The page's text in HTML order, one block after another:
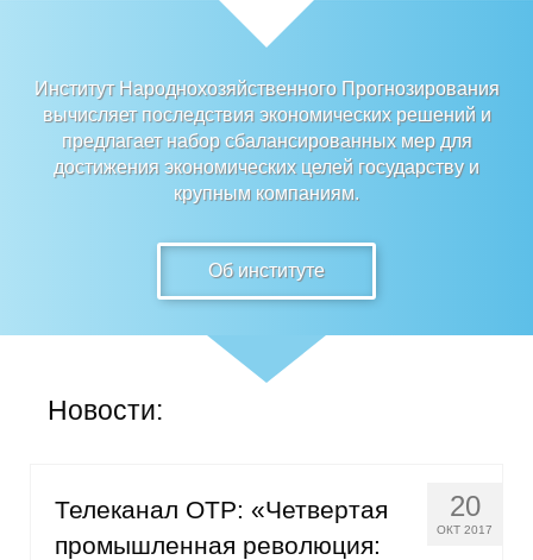
Общие требования
Стандарты оформления
Научные труды
О журнале
Выпуски
Редакционная этика
Информация для авторов
Общие требования
Институт Народнохозяйственного Прогнозирования
вычисляет последствия экономических решений и
предлагает набор сбалансированных мер для
достижения экономических целей государству и
крупным компаниям.
Об институте
Новости:
20
ОКТ 2017
Телеканал ОТР: «Четвертая
промышленная революция: